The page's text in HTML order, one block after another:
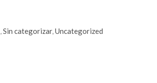
,Sin categorizar,Uncategorized